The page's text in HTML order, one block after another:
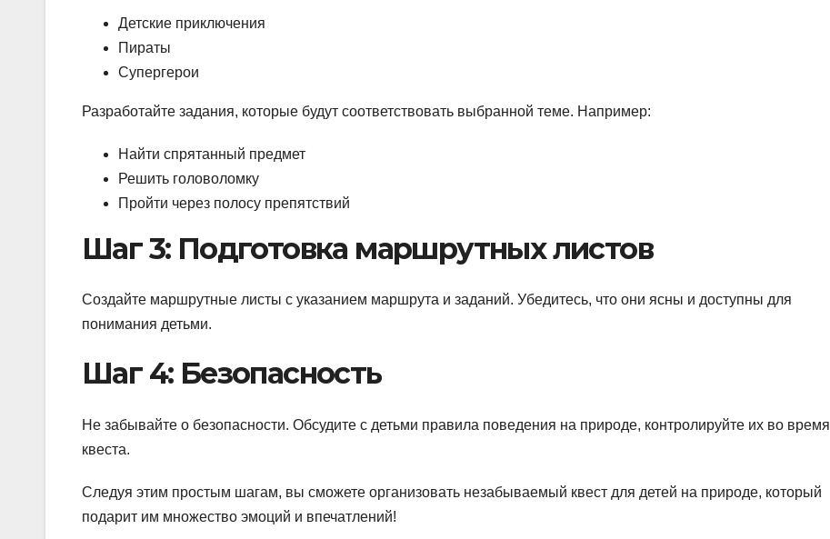
Детские приключения
Пираты
Супергерои
Разработайте задания, которые будут соответствовать выбранной теме. Например:
Найти спрятанный предмет
Решить головоломку
Пройти через полосу препятствий
Шаг 3: Подготовка маршрутных листов
Создайте маршрутные листы с указанием маршрута и заданий. Убедитесь, что они ясны и доступны для
понимания детьми.
Шаг 4: Безопасность
Не забывайте о безопасности. Обсудите с детьми правила поведения на природе, контролируйте их во время
квеста.
Следуя этим простым шагам, вы сможете организовать незабываемый квест для детей на природе, который
подарит им множество эмоций и впечатлений!